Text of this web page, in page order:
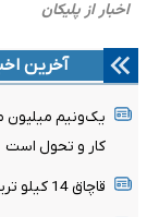
آخرین
یک‌ونیم میلیون
کار و تحول است
قاچاق 14 کیلو تریاک در پوشش خانواده